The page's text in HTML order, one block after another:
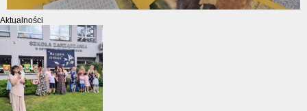
Aktualności